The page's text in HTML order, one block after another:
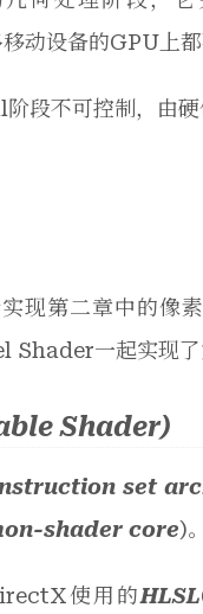
动设备的GPU上都
不可控制，由硬
现第二章中的像
一起实现了
Shader)
set
shader core)。
使用的HLSL